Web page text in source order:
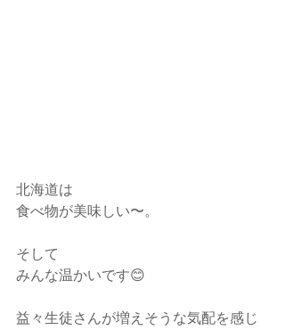
北海道は
食べ物が美味しい〜。
そして
みんな温かいです😊
益々生徒さんが増えそうな気配を感じ